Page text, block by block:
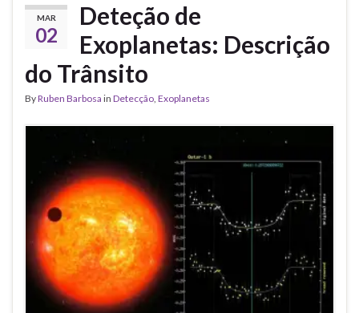
MAR
02
Deteção de
Exoplanetas: Descrição
do Trânsito
ByRuben Barbosa in Detecção, Exoplanetas